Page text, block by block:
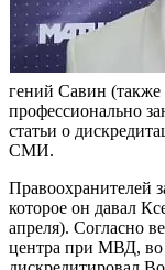
гений Савин (также
профессионально
статьи о
СМИ.
Правоохранителей
которое он давал
апреля). Согласно
центра при МВД, во